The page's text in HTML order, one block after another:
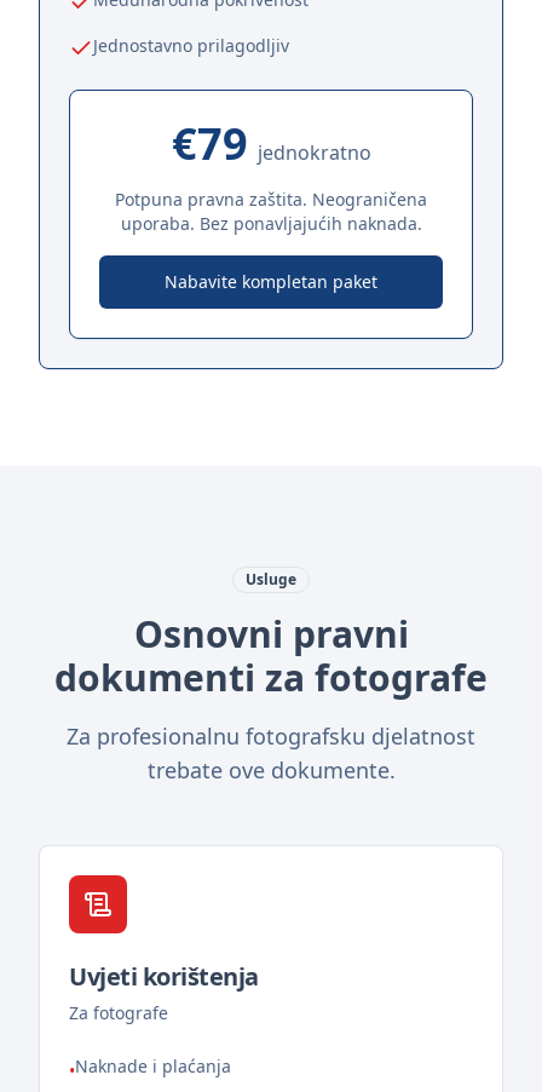
Jednostavno prilagodljiv
€79 jednokratno
Potpuna pravna zaštita. Neograničena
uporaba. Bez ponavljajućih naknada.
Nabavite kompletan paket
Usluge
Osnovni pravni
dokumenti za fotografe
Za profesionalnu fotografsku djelatnost
trebate ove dokumente.
Uvjeti korištenja
Za fotografe
•Naknade i plaćanja